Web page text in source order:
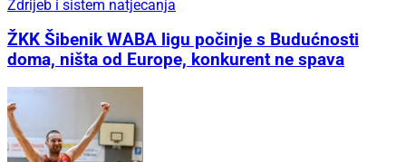
Ždrijeb i sistem natjecanja
ŽKK Šibenik WABA ligu počinje s Budućnosti
doma, ništa od Europe, konkurent ne spava